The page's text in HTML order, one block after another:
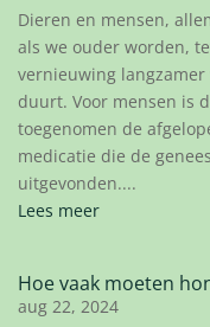
Dieren en mensen,
als we ouder worden,
vernieuwing
duurt. Voor mensen is
toegenomen de
medicatie die de
uitgevonden....
Lees meer
Hoe vaak moeten
aug 22, 2024